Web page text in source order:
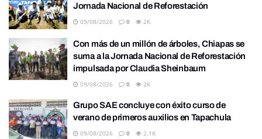
Jornada Nacional de Reforestación
09/08/2026 0 2K
Con más de un millón de árboles, Chiapas se
suma a la Jornada Nacional de Reforestación
impulsada por Claudia Sheinbaum
09/08/2026 0 2K
Grupo SAE concluye con éxito curso de
verano de primeros auxilios en Tapachula
09/08/2026 0 2.1K